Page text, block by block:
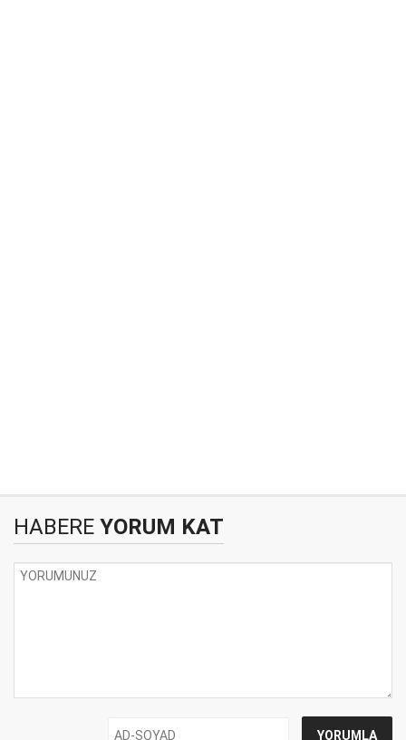
HABERE YORUM KAT